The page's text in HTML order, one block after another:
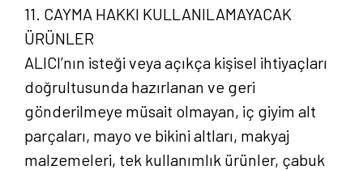
11. CAYMA HAKKI KULLANILAMAYACAK
ÜRÜNLER
ALICI’nın isteği veya açıkça kişisel ihtiyaçları
doğrultusunda hazırlanan ve geri
gönderilmeye müsait olmayan, iç giyim alt
parçaları, mayo ve bikini altları, makyaj
malzemeleri, tek kullanımlık ürünler, çabuk